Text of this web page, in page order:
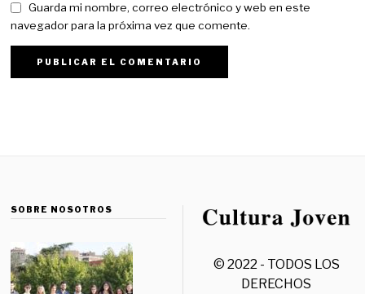
Guarda mi nombre, correo electrónico y web en este
navegador para la próxima vez que comente.
SOBRE NOSOTROS
© 2022 - TODOS LOS
DERECHOS